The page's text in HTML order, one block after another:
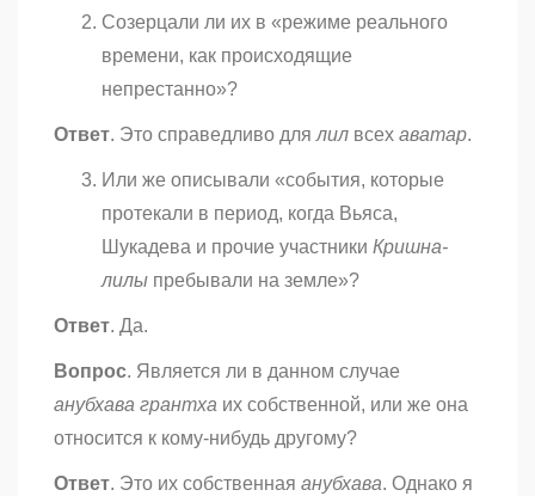
Созерцали ли их в «режиме реального
времени, как происходящие
непрестанно»?
Ответ. Это справедливо для лил всех аватар.
Или же описывали «события, которые
протекали в период, когда Вьяса,
Шукадева и прочие участники Кришна-
лилы пребывали на земле»?
Ответ. Да.
Вопрос. Является ли в данном случае
анубхава грантха их собственной, или же она
относится к кому-нибудь другому?
Ответ. Это их собственная анубхава. Однако я